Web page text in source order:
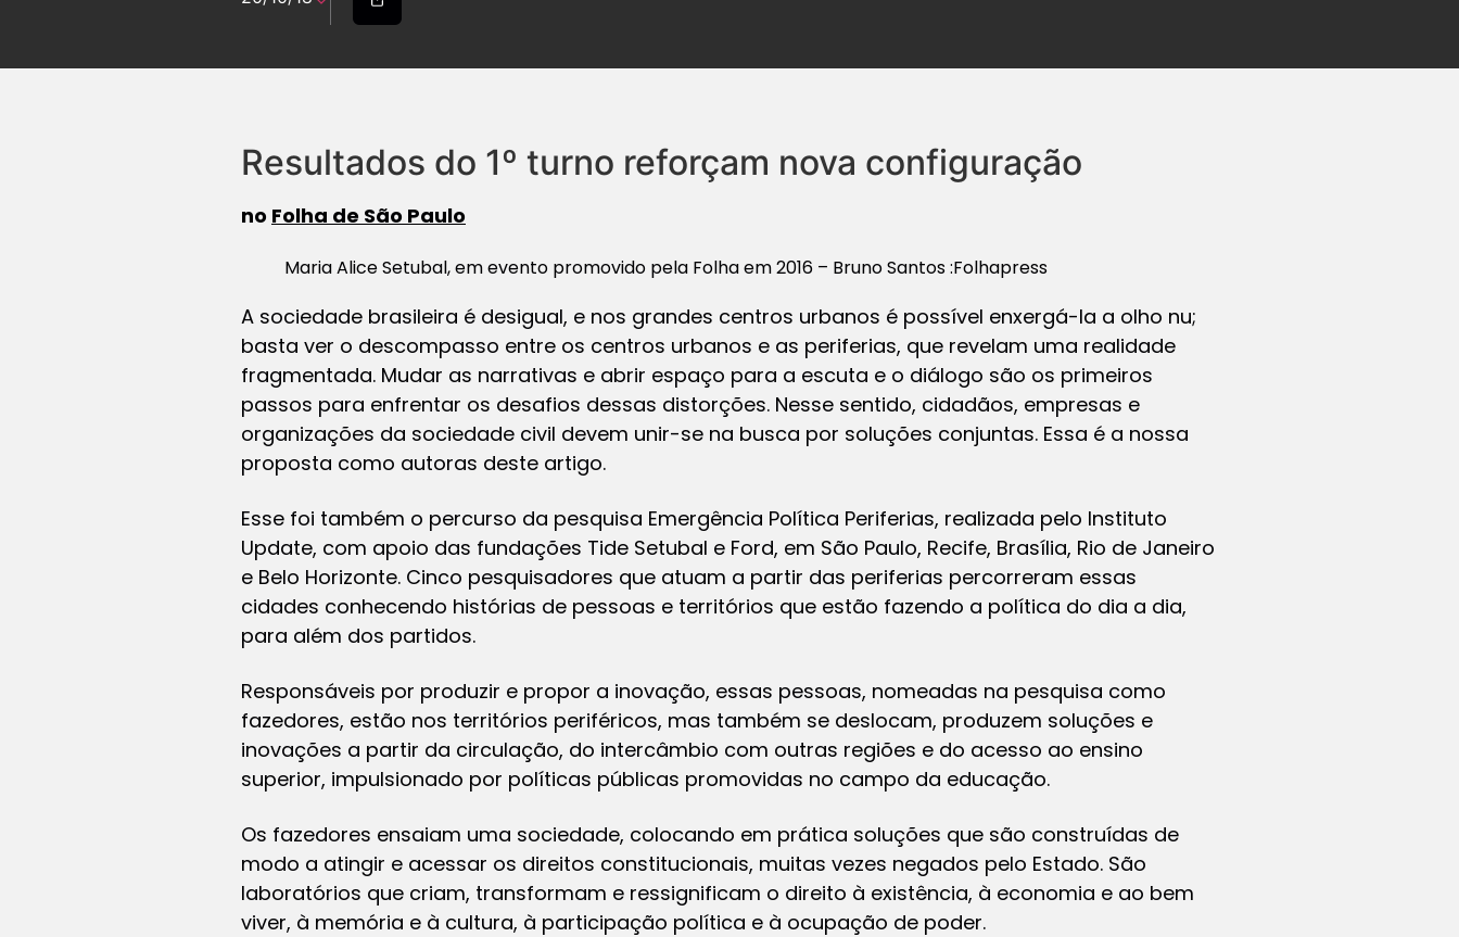
Resultados do 1º turno reforçam nova configuração
no Folha de São Paulo
Maria Alice Setubal, em evento promovido pela Folha em 2016 – Bruno Santos :Folhapress
A sociedade brasileira é desigual, e nos grandes centros urbanos é possível enxergá-la a olho nu;
basta ver o descompasso entre os centros urbanos e as periferias, que revelam uma realidade
fragmentada. Mudar as narrativas e abrir espaço para a escuta e o diálogo são os primeiros
passos para enfrentar os desafios dessas distorções. Nesse sentido, cidadãos, empresas e
organizações da sociedade civil devem unir-se na busca por soluções conjuntas. Essa é a nossa
proposta como autoras deste artigo.
Esse foi também o percurso da pesquisa Emergência Política Periferias, realizada pelo Instituto
Update, com apoio das fundações Tide Setubal e Ford, em São Paulo, Recife, Brasília, Rio de Janeiro
e Belo Horizonte. Cinco pesquisadores que atuam a partir das periferias percorreram essas
cidades conhecendo histórias de pessoas e territórios que estão fazendo a política do dia a dia,
para além dos partidos.
Responsáveis por produzir e propor a inovação, essas pessoas, nomeadas na pesquisa como
fazedores, estão nos territórios periféricos, mas também se deslocam, produzem soluções e
inovações a partir da circulação, do intercâmbio com outras regiões e do acesso ao ensino
superior, impulsionado por políticas públicas promovidas no campo da educação.
Os fazedores ensaiam uma sociedade, colocando em prática soluções que são construídas de
modo a atingir e acessar os direitos constitucionais, muitas vezes negados pelo Estado. São
laboratórios que criam, transformam e ressignificam o direito à existência, à economia e ao bem
viver, à memória e à cultura, à participação política e à ocupação de poder.